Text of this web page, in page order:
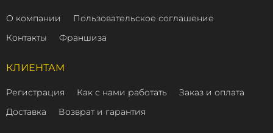
О компании
Пользовательское соглашение
Контакты
Франшиза
КЛИЕНТАМ
Регистрация Как с нами работать
Заказ и оплата
Доставка
Возврат и гарантия